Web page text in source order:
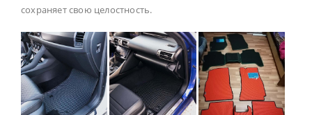
сохраняет свою целостность.